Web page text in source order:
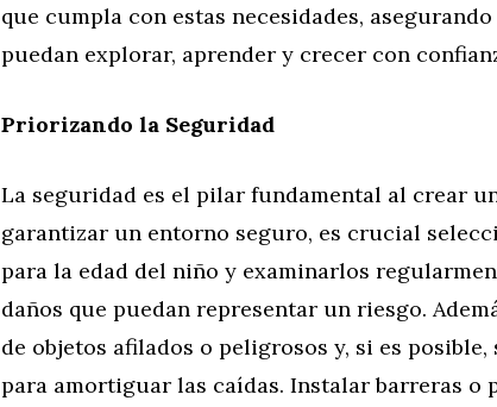
que cumpla con estas necesidades,
puedan explorar, aprender y crecer con
Priorizando la Seguridad
La seguridad es el pilar fundamental al crear
garantizar un entorno seguro, es crucial
para la edad del niño y examinarlos
daños que puedan representar un riesgo.
de objetos afilados o peligrosos y, si es
para amortiguar las caídas. Instalar barreras o